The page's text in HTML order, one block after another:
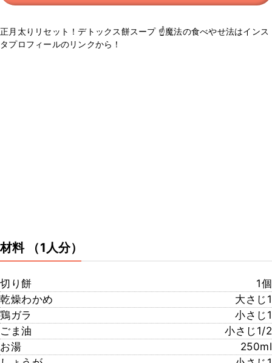
正月太りリセット！デトックス餅スープ ☝️魔法の食べやせ法はインス
タプロフィールのリンクから！
材料 （1人分）
切り餅
1個
乾燥わかめ
大さじ1
鶏ガラ
小さじ1
ごま油
小さじ1/2
お湯
250ml